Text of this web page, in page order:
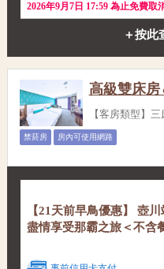
2026年9月7日 17:59 為止免費取
＋按此
高級雙床房
【客房類型】
禁菸房 房內可使用網路
【21天前早鳥優惠】 壺
盡情享受那霸之旅＜不含